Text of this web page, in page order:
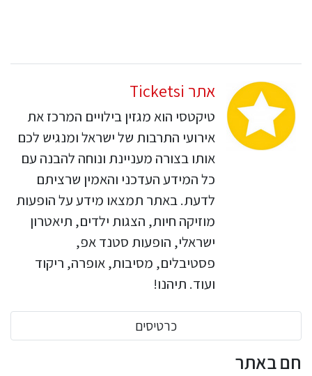
אתר Ticketsi
טיקטסי הוא מגזין בילויים המרכז את
אירועי התרבות של ישראל ומנגיש לכם
אותו בצורה מעניינת ונוחה להבנה עם
כל המידע העדכני והאמין שרציתם
לדעת. באתר תמצאו מידע על הופעות
מוזיקה חיות, הצגות ילדים, תיאטרון
ישראלי, הופעות סטנד אפ,
פסטיבלים, מסיבות, אופרה, ריקוד
ועוד. תיהנו!
כרטיסים
חם באתר